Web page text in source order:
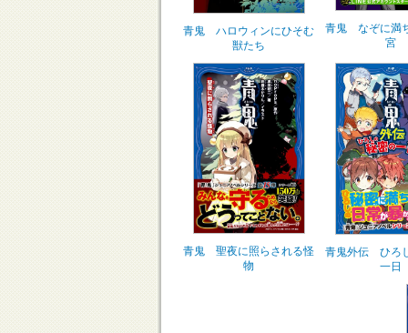
青鬼 ハロウィンにひそむ
獣たち
青鬼 なぞに満
宮
青鬼 聖夜に照らされる怪
物
青鬼外伝 ひろ
一日